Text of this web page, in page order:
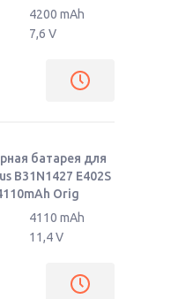
4200 mAh
7,6 V
батарея для
B31N1427 E402S
Orig
4110 mAh
11,4 V